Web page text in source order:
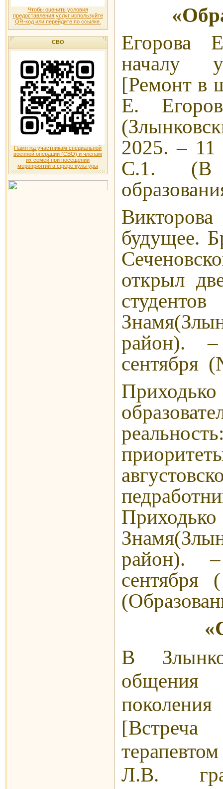
Чтобы оценить условия
предоставления услуг используйте
QR-код или перейдите по ссылке.
СВО
Памятка участникам специальной
военной операции (СВО) и членам
их семей при посещении
мероприятий в сфере культуры
Егорова
началу
[Ремонт в
Е.
2025. –
С.1. (В
будущее.
открыл
район).
сентября
район).
В
[Встреча
Л.В.